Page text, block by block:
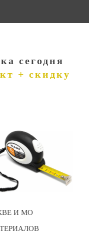
сегодня
+ скидку
И МО